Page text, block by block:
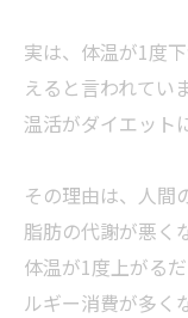
実は、体温が1度
えると言われてい
温活がダイエット
その理由は、人間
脂肪の代謝が悪く
体温が1度上がる
ルギー消費が多く